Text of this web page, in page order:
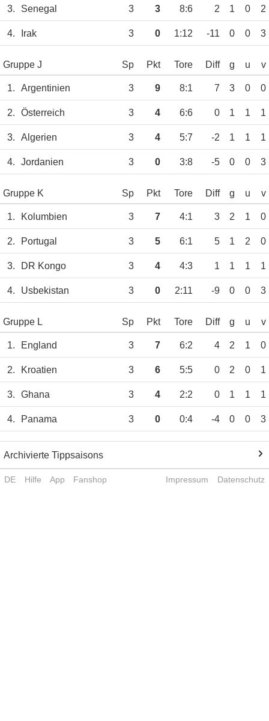
3. Senegal 3 3 8:6 2 1 0 2
4. Irak 3 0 1:12 -11 0 0 3
Gruppe J Sp Pkt Tore Diff g u v
1. Argentinien 3 9 8:1 7 3 0 0
2. Österreich 3 4 6:6 0 1 1 1
3. Algerien 3 4 5:7 -2 1 1 1
4. Jordanien 3 0 3:8 -5 0 0 3
Gruppe K Sp Pkt Tore Diff g u v
1. Kolumbien 3 7 4:1 3 2 1 0
2. Portugal 3 5 6:1 5 1 2 0
3. DR Kongo 3 4 4:3 1 1 1 1
4. Usbekistan 3 0 2:11 -9 0 0 3
Gruppe L Sp Pkt Tore Diff g u v
1. England 3 7 6:2 4 2 1 0
2. Kroatien 3 6 5:5 0 2 0 1
3. Ghana 3 4 2:2 0 1 1 1
4. Panama 3 0 0:4 -4 0 0 3
Archivierte Tippsaisons
DE Hilfe App Fanshop Impressum Datenschutz